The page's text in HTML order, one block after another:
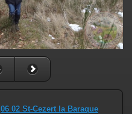
06 02 St-Cezert la Baraque